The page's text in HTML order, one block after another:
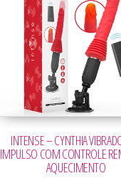
INTENSE – CYNTHIA
IMPULSO COM CONTROLE
AQUECIMENTO